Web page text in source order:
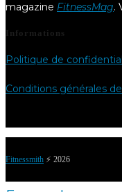
magazine FitnessMag.
Informations
Politique de
Conditions générales
Fitnessmith ⚡️ 2026